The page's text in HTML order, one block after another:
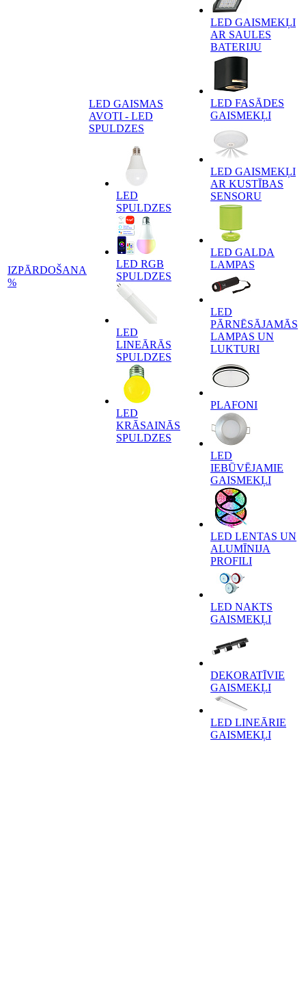
IZPĀRDOŠANA
%
LED GAISMAS
AVOTI - LED
SPULDZES
LED
SPULDZES
LED RGB
SPULDZES
LED
LINEĀRĀS
SPULDZES
LED
KRĀSAINĀS
SPULDZES
LED GAISMEKĻI
AR SAULES
BATERIJU
LED FASĀDES
GAISMEKĻI
LED GAISMEKĻI
AR KUSTĪBAS
SENSORU
LED GALDA
LAMPAS
LED
PĀRNĒSĀJAMĀS
LAMPAS UN
LUKTURI
PLAFONI
LED
IEBŪVĒJAMIE
GAISMEKĻI
LED LENTAS UN
ALUMĪNIJA
PROFILI
LED NAKTS
GAISMEKĻI
DEKORATĪVIE
GAISMEKĻI
LED LINEĀRIE
GAISMEKĻI